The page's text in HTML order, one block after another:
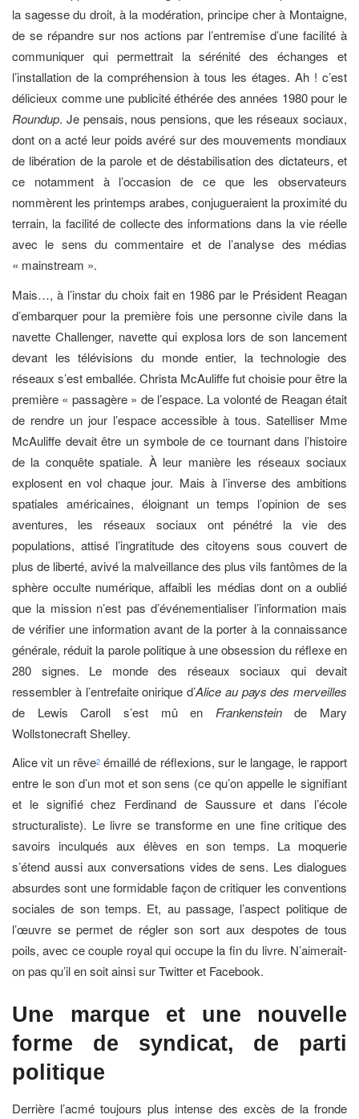
la sagesse du droit, à la modération, principe cher à Montaigne,
de se répandre sur nos actions par l’entremise d’une facilité à
communiquer qui permettrait la sérénité des échanges et
l’installation de la compréhension à tous les étages. Ah ! c’est
délicieux comme une publicité éthérée des années 1980 pour le
Roundup. Je pensais, nous pensions, que les réseaux sociaux,
dont on a acté leur poids avéré sur des mouvements mondiaux
de libération de la parole et de déstabilisation des dictateurs, et
ce notamment à l’occasion de ce que les observateurs
nommèrent les printemps arabes, conjugueraient la proximité du
terrain, la facilité de collecte des informations dans la vie réelle
avec le sens du commentaire et de l’analyse des médias
« mainstream ».
Mais…, à l’instar du choix fait en 1986 par le Président Reagan
d’embarquer pour la première fois une personne civile dans la
navette Challenger, navette qui explosa lors de son lancement
devant les télévisions du monde entier, la technologie des
réseaux s’est emballée. Christa McAuliffe fut choisie pour être la
première « passagère » de l’espace. La volonté de Reagan était
de rendre un jour l’espace accessible à tous. Satelliser Mme
McAuliffe devait être un symbole de ce tournant dans l’histoire
de la conquête spatiale. À leur manière les réseaux sociaux
explosent en vol chaque jour. Mais à l’inverse des ambitions
spatiales américaines, éloignant un temps l’opinion de ses
aventures, les réseaux sociaux ont pénétré la vie des
populations, attisé l’ingratitude des citoyens sous couvert de
plus de liberté, avivé la malveillance des plus vils fantômes de la
sphère occulte numérique, affaibli les médias dont on a oublié
que la mission n’est pas d’événementialiser l’information mais
de vérifier une information avant de la porter à la connaissance
générale, réduit la parole politique à une obsession du réflexe en
280 signes. Le monde des réseaux sociaux qui devait
ressembler à l’entrefaite onirique d’Alice au pays des merveilles
de Lewis Caroll s’est mû en Frankensteinde Mary
Wollstonecraft Shelley.
Alice vit un rêve2émaillé de réflexions, sur le langage, le rapport
entre le son d’un mot et son sens (ce qu’on appelle le signifiant
et le signifié chez Ferdinand de Saussure et dans l’école
structuraliste). Le livre se transforme en une fine critique des
savoirs inculqués aux élèves en son temps. La moquerie
s’étend aussi aux conversations vides de sens. Les dialogues
absurdes sont une formidable façon de critiquer les conventions
sociales de son temps. Et, au passage, l’aspect politique de
l’œuvre se permet de régler son sort aux despotes de tous
poils, avec ce couple royal qui occupe la fin du livre. N’aimerait-
on pas qu’il en soit ainsi sur Twitter et Facebook.
Une marque et une nouvelle
forme de syndicat, de parti
politique
Derrière l’acmé toujours plus intense des excès de la fronde